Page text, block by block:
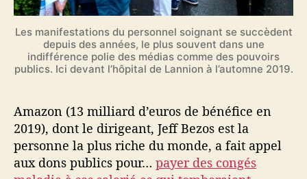
Les manifestations du personnel soignant se succèdent
depuis des années, le plus souvent dans une
indifférence polie des médias comme des pouvoirs
publics. Ici devant l’hôpital de Lannion à l’automne 2019.
Amazon (13 milliard d’euros de bénéfice en
2019), dont le dirigeant, Jeff Bezos est la
personne la plus riche du monde, a fait appel
aux dons publics pour… payer des congés